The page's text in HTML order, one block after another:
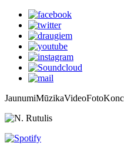
JaunumiMūzikaVideoFoto